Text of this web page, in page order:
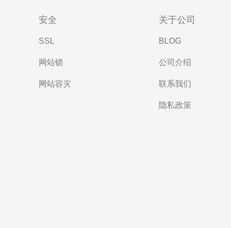
安全
SSL
网站锁
网站容灾
关于公司
BLOG
公司介绍
联系我们
隐私政策